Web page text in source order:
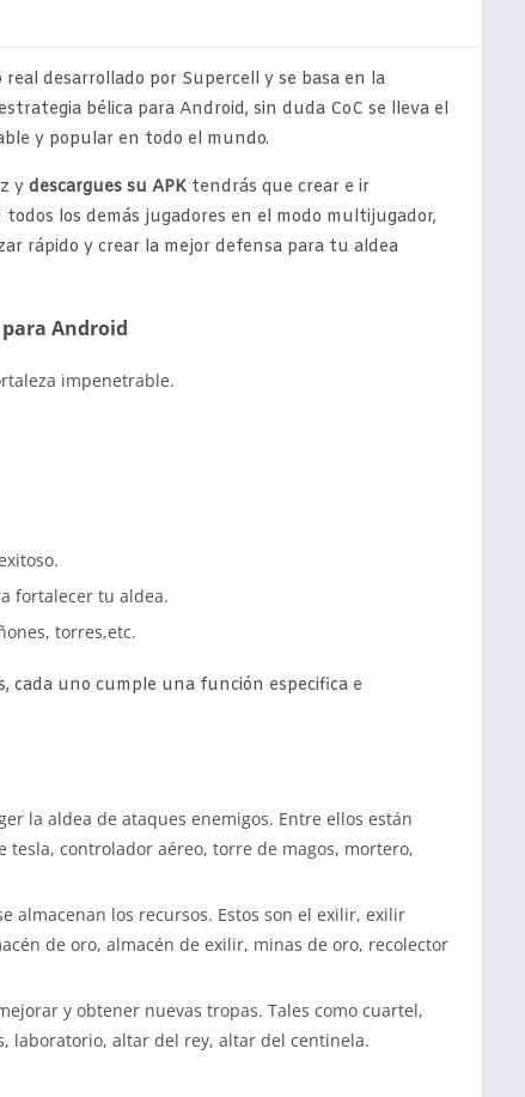
desarrollado por Supercell y se basa en la
bélica para Android, sin duda CoC se lleva el
y popular en todo el mundo.
y descargues su APK tendrás que crear e ir
los demás jugadores en el modo multijugador,
rápido y crear la mejor defensa para tu aldea
Android
impenetrable.
fortalecer tu aldea.
torres,etc.
cada uno cumple una función especifica e
la aldea de ataques enemigos. Entre ellos están
controlador aéreo, torre de magos, mortero,
almacenan los recursos. Estos son el exilir, exilir
de oro, almacén de exilir, minas de oro, recolector
y obtener nuevas tropas. Tales como cuartel,
laboratorio, altar del rey, altar del centinela.